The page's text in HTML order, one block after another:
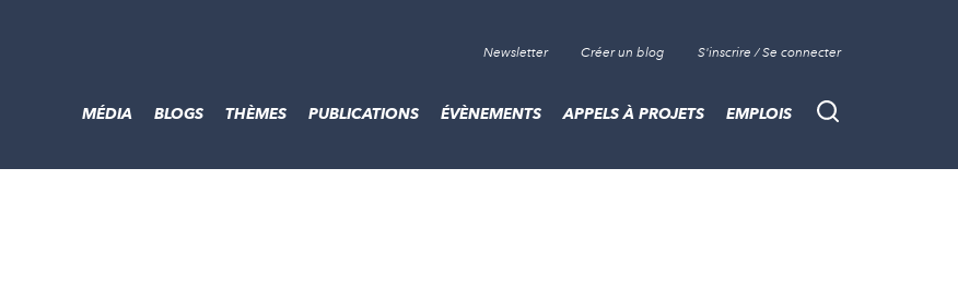
Newsletter Créer un blog S'inscrire / Se connecter
Recherche
MÉDIA BLOGS THÈMES PUBLICATIONS ÉVÈNEMENTS APPELS À PROJETS EMPLOIS